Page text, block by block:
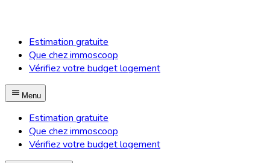
Estimation gratuite
Que chez immoscoop
Vérifiez votre budget logement
Menu
Estimation gratuite
Que chez immoscoop
Vérifiez votre budget logement